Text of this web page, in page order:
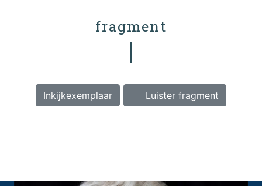
fragment
Inkijkexemplaar Luister fragment